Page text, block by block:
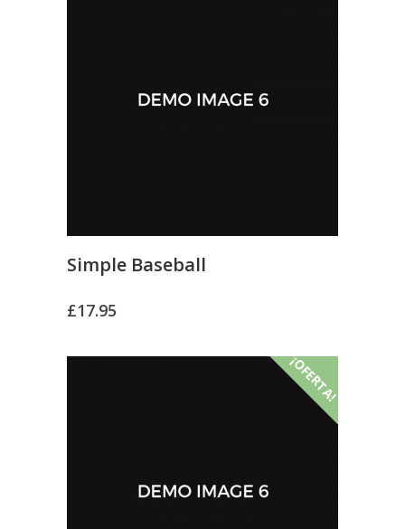
Simple Baseball
£17.95
¡OFERTA!